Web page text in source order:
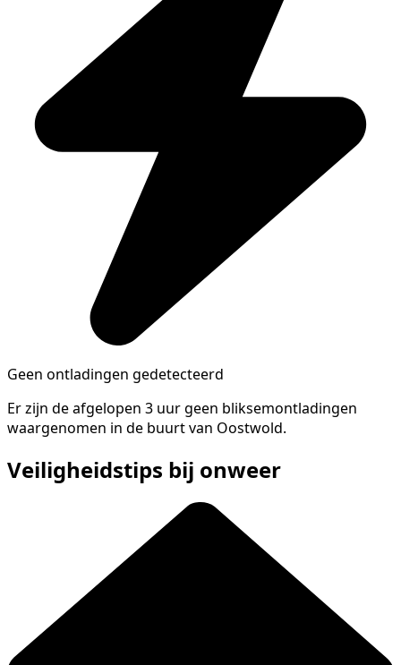
Geen ontladingen gedetecteerd
Er zijn de afgelopen 3 uur geen bliksemontladingen
waargenomen in de buurt van Oostwold.
Veiligheidstips bij onweer